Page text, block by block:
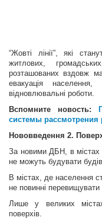
“Жовті лінії”, які
житлових,
розташованих вздовж
евакуація населення,
відновлювальні роботи.
Вспомните новость:
системы рассмотрения
Нововведення 2.
За новими ДБН, в містах
не можуть будувати
В містах, де населення
не повинні перевищувати
Лише у великих
поверхів.